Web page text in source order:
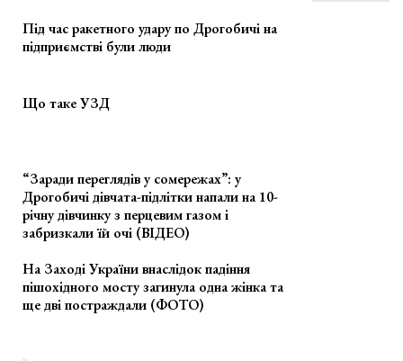
Під час ракетного удару по Дрогобичі на
підприємстві були люди
Що таке УЗД
“Заради переглядів у сомережах”: у
Дрогобичі дівчата-підлітки напали на 10-
річну дівчинку з перцевим газом і
забризкали їй очі (ВІДЕО)
На Заході України внаслідок падіння
пішохідного мосту загинула одна жінка та
ще дві постраждали (ФОТО)